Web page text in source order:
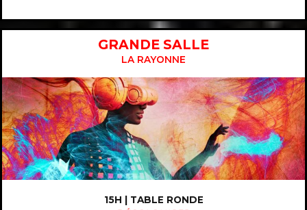
GRANDE SALLE
LA RAYONNE
15H | TABLE RONDE